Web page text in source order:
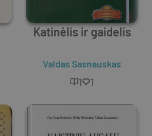
Katinėlis ir gaidelis
Valdas Sasnauskas
1 1